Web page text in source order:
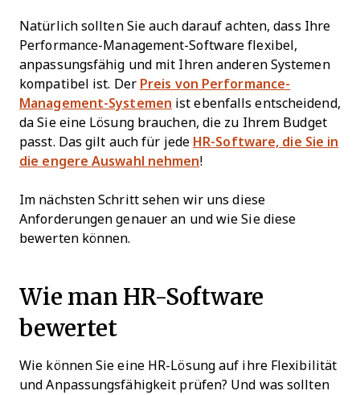
Natürlich sollten Sie auch darauf achten, dass Ihre
Performance-Management-Software flexibel,
anpassungsfähig und mit Ihren anderen Systemen
kompatibel ist. Der Preis von Performance-
Management-Systemen ist ebenfalls entscheidend,
da Sie eine Lösung brauchen, die zu Ihrem Budget
passt. Das gilt auch für jede HR-Software, die Sie in
die engere Auswahl nehmen!
Im nächsten Schritt sehen wir uns diese
Anforderungen genauer an und wie Sie diese
bewerten können.
Wie man HR-Software
bewertet
Wie können Sie eine HR-Lösung auf ihre Flexibilität
und Anpassungsfähigkeit prüfen? Und was sollten